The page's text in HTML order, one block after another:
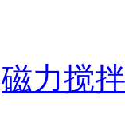
磁力搅